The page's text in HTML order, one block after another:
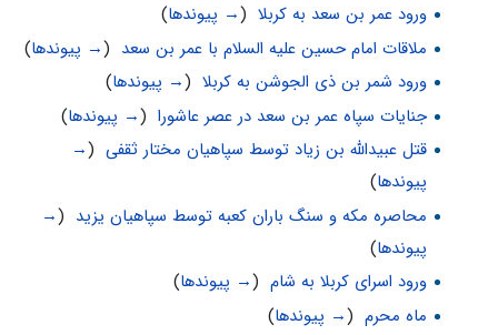
ورود عمر بن سعد به کربلا‏
(→ پیوندها)
ملاقات امام حسین علیه السلام با عمر بن سعد (→ پیوندها)
ورود شمر بن ذی الجوشن به کربلا‏
(→ پیوندها)
جنايات سپاه عمر بن سعد در عصر عاشورا‏
(→ پیوندها)
قتل عبیدالله بن زیاد توسط سپاهیان مختار ثقفی‏
(
→
پیوندها)
محاصره مکه و سنگ باران کعبه توسط سپاهیان یزید (
→
پیوندها)
ورود اسرای کربلا به شام‏
(→ پیوندها)
ماه محرم‏
(→ پیوندها)